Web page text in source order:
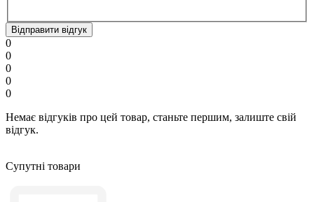
Відправити відгук
0
0
0
0
0
Немає відгуків про цей товар, станьте першим, залиште свій
відгук.
Супутні товари